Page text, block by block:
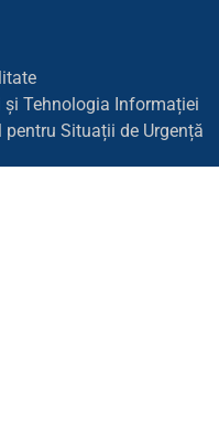
Tehnologia Informației
Situații de Urgență